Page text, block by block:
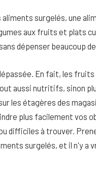
surgelés, une
aux fruits et plats
dépenser beaucoup
En fait, les
aussi nutritifs, sinon
les étagères des
plus facilement vos
difficiles à trouver.
surgelés, et il n'y a
utiliser pour